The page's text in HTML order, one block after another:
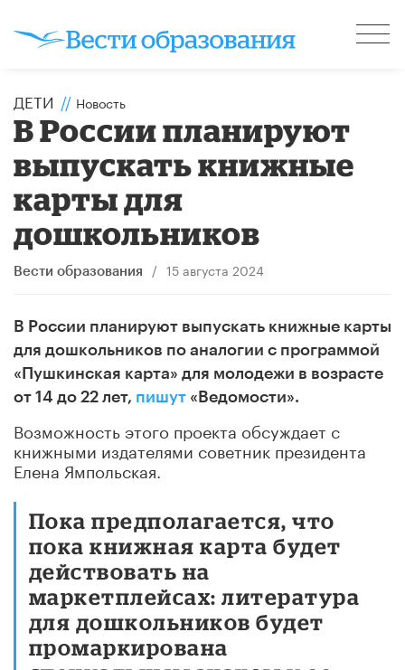
ДЕТИ // Новость
В России планируют
выпускать книжные
карты для
дошкольников
Вести образования / 15 августа 2024
В России планируют выпускать книжные карты
для дошкольников по аналогии с программой
«Пушкинская карта» для молодежи в возрасте
от 14 до 22 лет, пишут «Ведомости».
Возможность этого проекта обсуждает с
книжными издателями советник президента
Елена Ямпольская.
Пока предполагается, что
пока книжная карта будет
действовать на
маркетплейсах: литература
для дошкольников будет
промаркирована